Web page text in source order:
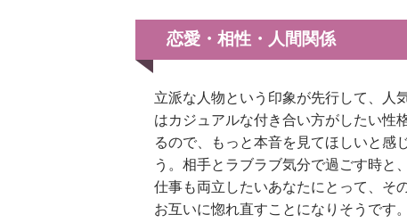
恋愛・相性・人間関係
立派な人物という印象が先行して、人
はカジュアルな付き合い方がしたい性
るので、もっと本音を見てほしいと感
う。相手とラブラブ気分で過ごす時と
仕事も両立したいあなたにとって、そ
お互いに惚れ直すことになりそうです